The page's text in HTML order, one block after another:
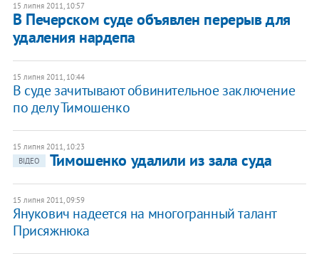
15 липня 2011, 10:57
В Печерском суде объявлен перерыв для
удаления нардепа
15 липня 2011, 10:44
В суде зачитывают обвинительное заключение
по делу Тимошенко
15 липня 2011, 10:23
ВІДЕО
Тимошенко удалили из зала суда
15 липня 2011, 09:59
Янукович надеется на многогранный талант
Присяжнюка